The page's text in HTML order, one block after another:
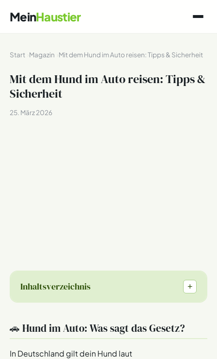
MeinHaustier
Start Magazin Mit dem Hund im Auto reisen: Tipps & Sicherheit
Mit dem Hund im Auto reisen: Tipps &
Sicherheit
25. März 2026
Inhaltsverzeichnis +
🚗 Hund im Auto: Was sagt das Gesetz?
In Deutschland gilt dein Hund laut